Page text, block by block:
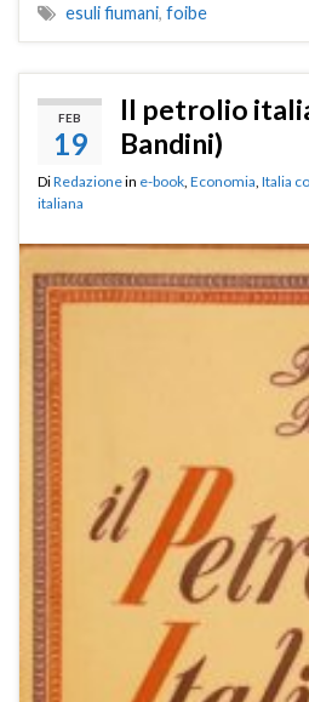
esuli fiumani, foibe
FEB
19
Il petrolio
Bandini)
DiRedazionein e-book, Economia, Italia
italiana